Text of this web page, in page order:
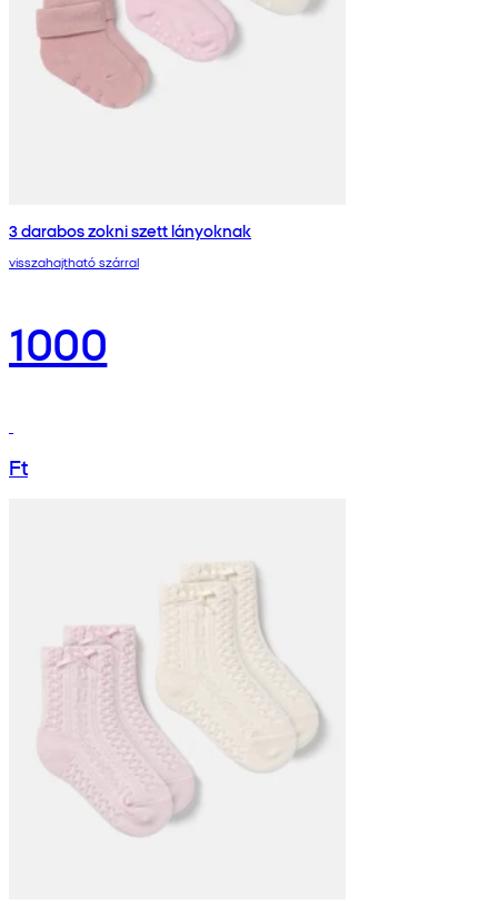
3 darabos zokni szett lányoknak
visszahajtható szárral
1000
Ft